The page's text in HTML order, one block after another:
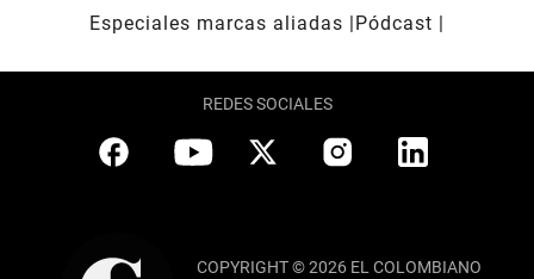
Especiales marcas aliadas
Pódcast
REDES SOCIALES
COPYRIGHT © 2026 EL COLOMBIANO